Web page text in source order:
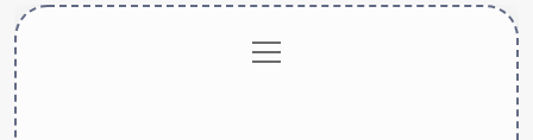
menüyü
aç